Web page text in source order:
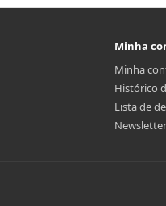
Minha
Minha
Histórico
Lista de
Newsletter